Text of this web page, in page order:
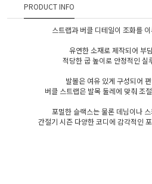
PRODUCT INFO
스트랩과 버클 디테일이 조화를
유연한 소재로 제작되어 부
적당한 굽 높이로 안정적인 실
발볼은 여유 있게 구성되어
버클 스트랩은 발목 둘레에 맞춰 조
포멀한 슬랙스는 물론 데님이나
간절기 시즌 다양한 코디에 감각적인